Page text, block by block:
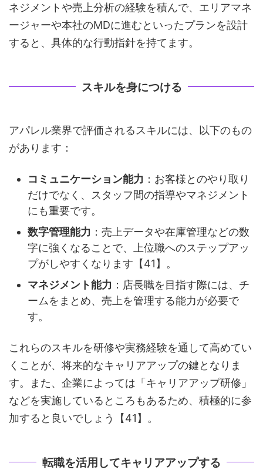
ネジメントや売上分析の経験を積んで、エリアマネ
ージャーや本社のMDに進むといったプランを設計
すると、具体的な行動指針を持てます。
スキルを身につける
アパレル業界で評価されるスキルには、以下のもの
があります：
コミュニケーション能力 ：お客様とのやり取り
だけでなく、スタッフ間の指導やマネジメント
にも重要です。
数字管理能力 ：売上データや在庫管理などの数
字に強くなることで、上位職へのステップアッ
プがしやすくなります【41】。
マネジメント能力 ：店長職を目指す際には、チ
ームをまとめ、売上を管理する能力が必要で
す。
これらのスキルを研修や実務経験を通して高めてい
くことが、将来的なキャリアアップの鍵となりま
す。また、企業によっては「キャリアアップ研修」
などを実施しているところもあるため、積極的に参
加すると良いでしょう【41】。
転職を活用してキャリアアップする